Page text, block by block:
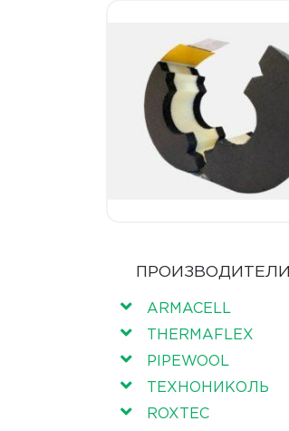
ПРОИЗВОДИТЕЛИ
ARMACELL
THERMAFLEX
PIPEWOOL
ТЕХНОНИКОЛЬ
ROXTEC